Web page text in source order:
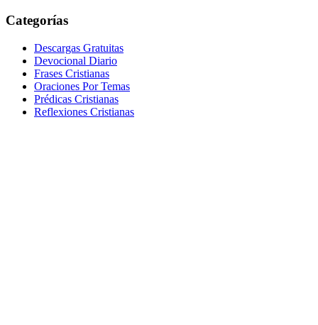
Categorías
Descargas Gratuitas
Devocional Diario
Frases Cristianas
Oraciones Por Temas
Prédicas Cristianas
Reflexiones Cristianas